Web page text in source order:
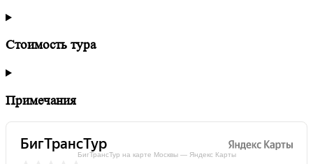
Стоимость тура
Примечания
БигТрансТур на карте Москвы — Яндекс Карты